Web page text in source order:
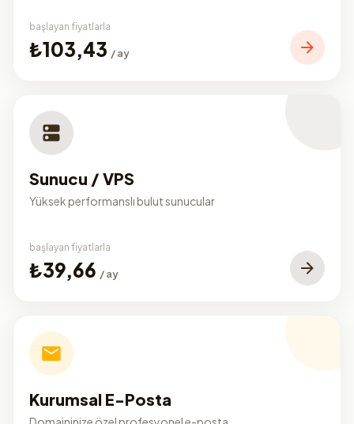
başlayan fiyatlarla
₺103,43 / ay
Sunucu / VPS
Yüksek performanslı bulut sunucular
başlayan fiyatlarla
₺39,66 / ay
Kurumsal E-Posta